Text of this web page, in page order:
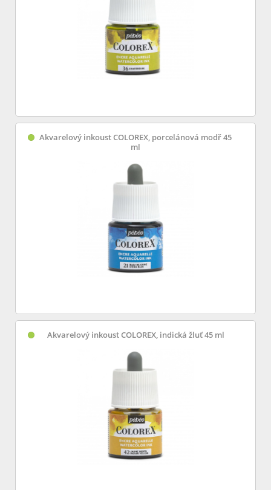
Akvarelový inkoust COLOREX, porcelánová modř 45
ml
Akvarelový inkoust COLOREX, indická žluť 45 ml